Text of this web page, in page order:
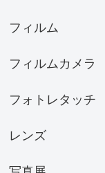
フィルム
フィルムカメラ
フォトレタッチ
レンズ